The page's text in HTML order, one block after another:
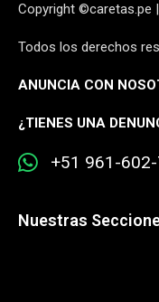
Copyright ©caretas.pe
Todos los derechos
ANUNCIA CON
¿TIENES UNA
+51 961-
Nuestras